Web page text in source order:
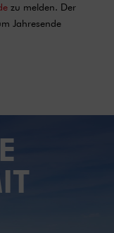
zu melden. Der
Jahresende